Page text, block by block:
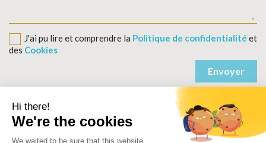
J'ai pu lire et comprendre la Politique de confidentialité et
des Cookies
Politique de confidentialité